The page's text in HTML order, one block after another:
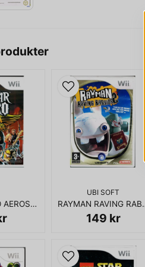
GUITAR HERO AEROSMITH WII
UBI SOFT
RAYMAN
149 kr